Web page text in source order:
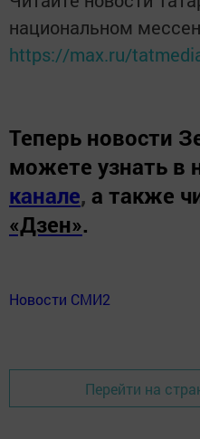
национальном
https://max.ru/
Теперь новости
можете узнать в
канале, а также
«Дзен».
Новости СМИ2
Перейти на